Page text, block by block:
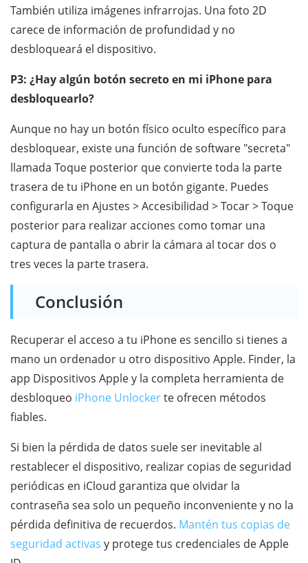
También utiliza imágenes infrarrojas. Una foto 2D
carece de información de profundidad y no
desbloqueará el dispositivo.
P3: ¿Hay algún botón secreto en mi iPhone para
desbloquearlo?
Aunque no hay un botón físico oculto específico para
desbloquear, existe una función de software "secreta"
llamada Toque posterior que convierte toda la parte
trasera de tu iPhone en un botón gigante. Puedes
configurarla en Ajustes > Accesibilidad > Tocar > Toque
posterior para realizar acciones como tomar una
captura de pantalla o abrir la cámara al tocar dos o
tres veces la parte trasera.
Conclusión
Recuperar el acceso a tu iPhone es sencillo si tienes a
mano un ordenador u otro dispositivo Apple. Finder, la
app Dispositivos Apple y la completa herramienta de
desbloqueo iPhone Unlockerte ofrecen métodos
fiables.
Si bien la pérdida de datos suele ser inevitable al
restablecer el dispositivo, realizar copias de seguridad
periódicas en iCloud garantiza que olvidar la
contraseña sea solo un pequeño inconveniente y no la
pérdida definitiva de recuerdos. Mantén tus copias de
seguridad activas y protege tus credenciales de Apple